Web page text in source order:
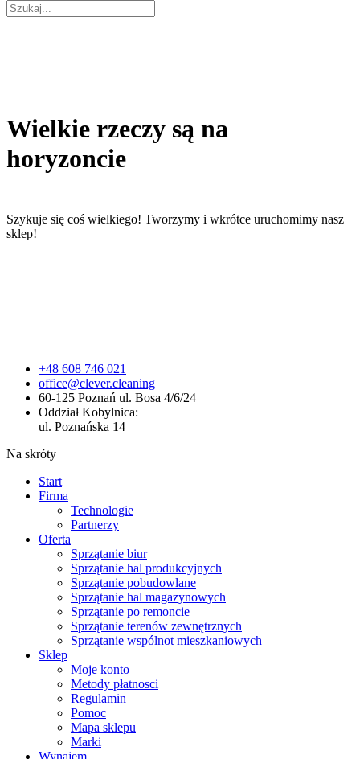
Wielkie rzeczy są na
horyzoncie
Szykuje się coś wielkiego! Tworzymy i wkrótce uruchomimy nasz
sklep!
+48 608 746 021
office@clever.cleaning
60-125 Poznań ul. Bosa 4/6/24
Oddział Kobylnica:
ul. Poznańska 14
Na skróty
Start
Firma
Technologie
Partnerzy
Oferta
Sprzątanie biur
Sprzątanie hal produkcyjnych
Sprzątanie pobudowlane
Sprzątanie hal magazynowych
Sprzątanie po remoncie
Sprzątanie terenów zewnętrznych
Sprzątanie wspólnot mieszkaniowych
Sklep
Moje konto
Metody płatnosci
Regulamin
Pomoc
Mapa sklepu
Marki
Wynajem